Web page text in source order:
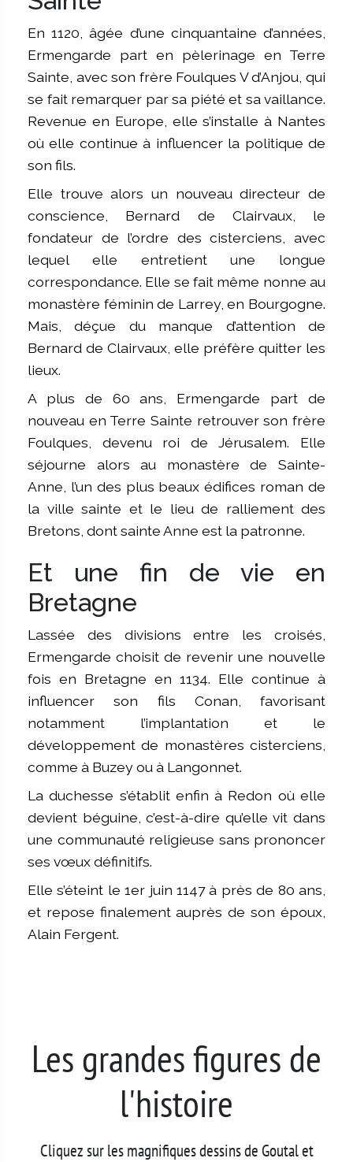
En 1120, âgée d’une cinquantaine d’années,
Ermengarde part en pèlerinage en Terre
Sainte, avec son frère Foulques V d’Anjou, qui
se fait remarquer par sa piété et sa vaillance.
Revenue en Europe, elle s’installe à Nantes
où elle continue à influencer la politique de
son fils.
Elle trouve alors un nouveau directeur de
conscience, Bernard de Clairvaux, le
fondateur de l’ordre des cisterciens, avec
lequel elle entretient une longue
correspondance. Elle se fait même nonne au
monastère féminin de Larrey, en Bourgogne.
Mais, déçue du manque d’attention de
Bernard de Clairvaux, elle préfère quitter les
lieux.
A plus de 60 ans, Ermengarde part de
nouveau en Terre Sainte retrouver son frère
Foulques, devenu roi de Jérusalem. Elle
séjourne alors au monastère de Sainte-
Anne, l’un des plus beaux édifices roman de
la ville sainte et le lieu de ralliement des
Bretons, dont sainte Anne est la patronne.
Et une fin de vie en
Bretagne
Lassée des divisions entre les croisés,
Ermengarde choisit de revenir une nouvelle
fois en Bretagne en 1134. Elle continue à
influencer son fils Conan, favorisant
notamment l’implantation et le
développement de monastères cisterciens,
comme à Buzey ou à Langonnet.
La duchesse s’établit enfin à Redon où elle
devient béguine, c’est-à-dire qu’elle vit dans
une communauté religieuse sans prononcer
ses vœux définitifs.
Elle s’éteint le 1er juin 1147 à près de 80 ans,
et repose finalement auprès de son époux,
Alain Fergent.
Les grandes figures de
l'histoire
Cliquez sur les magnifiques dessins de Goutal et